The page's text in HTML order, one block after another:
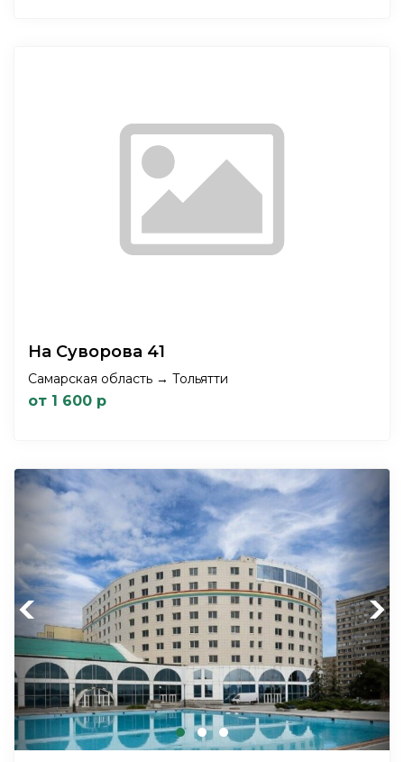
На Суворова 41
Самарская область → Тольятти
от 1 600 р
Previous Next